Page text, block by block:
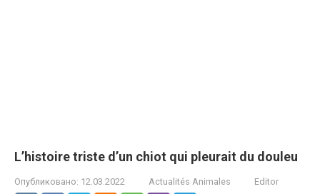
L’histoire triste d’un chiot qui pleurait du douleu
Опубликовано: 12.03.2022 Actualités Animales Editor